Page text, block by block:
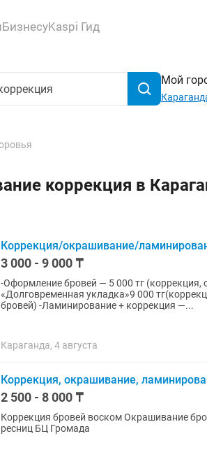
БизнесуKaspi Гид
Мой
коррекция в
Коррекция/окрашивание/
3 000 - 9 000 ₸
-Оформление бровей — 5 000 тг
«Долговременная укладка»9 000
бровей) -Ламинирование + коррекция —...
Караганда, 4 августа
Коррекция, окрашивание,
2 500 - 8 000 ₸
Коррекция бровей воском Окрашивание бровей Ламинирование бровей
ресниц БЦ Громада